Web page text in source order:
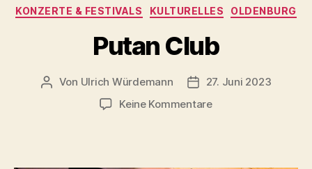
–
Oldenburg
Pulverturm“
Kategorien
KONZERTE & FESTIVALS KULTURELLES OLDENBURG
Putan Club
Beitragsautor
Von Ulrich Würdemann Beitragsdatum
27. Juni 2023
Keine Kommentarezu